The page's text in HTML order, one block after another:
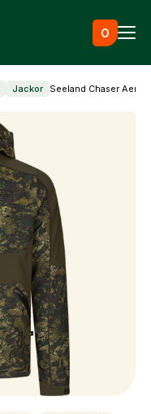
0
Jackor Seeland Chaser Aero